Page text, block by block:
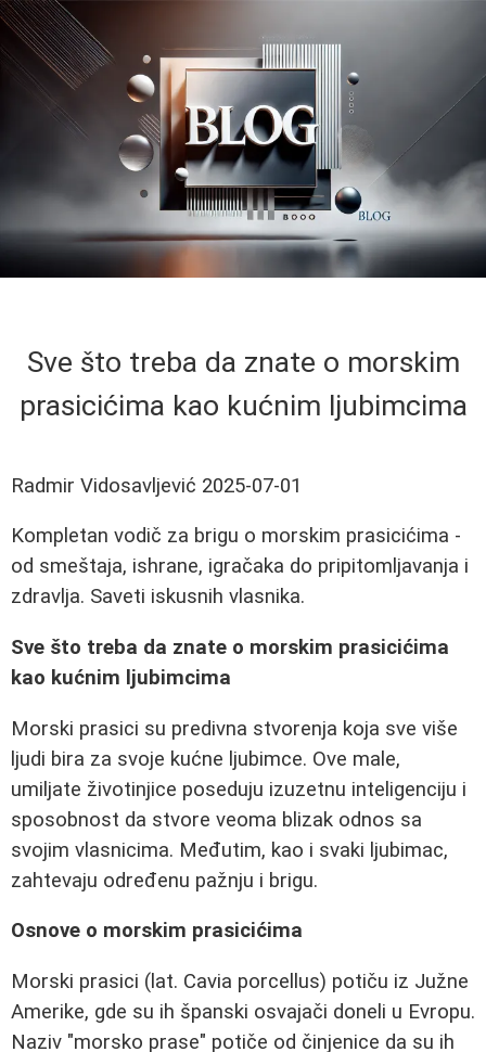
Sve što treba da znate o morskim
prasicićima kao kućnim ljubimcima
Radmir Vidosavljević 2025-07-01
Kompletan vodič za brigu o morskim prasicićima -
od smeštaja, ishrane, igračaka do pripitomljavanja i
zdravlja. Saveti iskusnih vlasnika.
Sve što treba da znate o morskim prasicićima
kao kućnim ljubimcima
Morski prasici su predivna stvorenja koja sve više
ljudi bira za svoje kućne ljubimce. Ove male,
umiljate životinjice poseduju izuzetnu inteligenciju i
sposobnost da stvore veoma blizak odnos sa
svojim vlasnicima. Međutim, kao i svaki ljubimac,
zahtevaju određenu pažnju i brigu.
Osnove o morskim prasicićima
Morski prasici (lat. Cavia porcellus) potiču iz Južne
Amerike, gde su ih španski osvajači doneli u Evropu.
Naziv "morsko prase" potiče od činjenice da su ih